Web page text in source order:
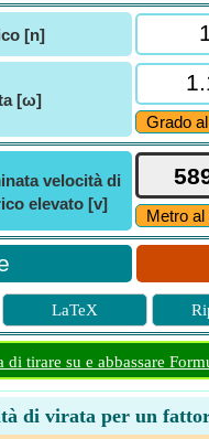
[n]
[ω]
velocità di
elevato [v]
LaTeX
di tirare su e abbassare
di virata per un